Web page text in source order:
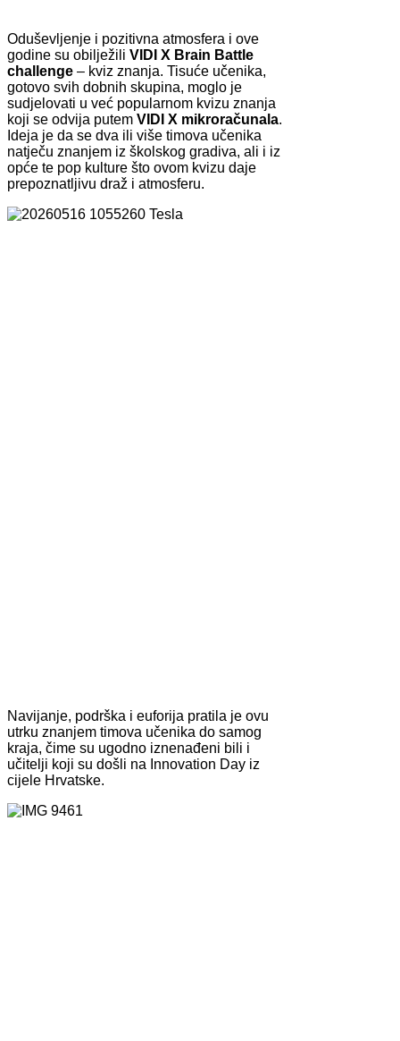
Oduševljenje i pozitivna atmosfera i ove
godine su obilježili VIDI X Brain Battle
challenge – kviz znanja. Tisuće učenika,
gotovo svih dobnih skupina, moglo je
sudjelovati u već popularnom kvizu znanja
koji se odvija putem VIDI X mikroračunala.
Ideja je da se dva ili više timova učenika
natječu znanjem iz školskog gradiva, ali i iz
opće te pop kulture što ovom kvizu daje
prepoznatljivu draž i atmosferu.
Navijanje, podrška i euforija pratila je ovu
utrku znanjem timova učenika do samog
kraja, čime su ugodno iznenađeni bili i
učitelji koji su došli na Innovation Day iz
cijele Hrvatske.